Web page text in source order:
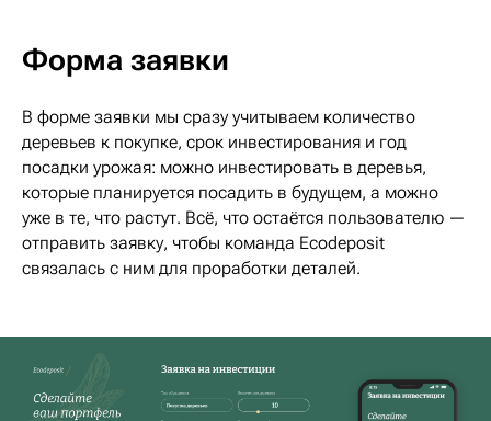
Форма заявки
В форме заявки мы сразу учитываем количество
деревьев к покупке, срок инвестирования и год
посадки урожая: можно инвестировать в деревья,
которые планируется посадить в будущем, а можно
уже в те, что растут. Всё, что остаётся пользователю —
отправить заявку, чтобы команда Ecodeposit
связалась с ним для проработки деталей.